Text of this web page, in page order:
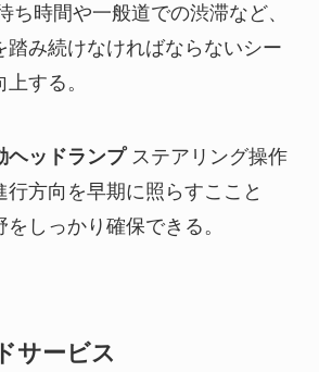
ち時間や一般道での渋滞など、
踏み続けなければならないシー
する。
ヘッドランプ ステアリング操作
行方向を早期に照らすここと
しっかり確保できる。
サービス